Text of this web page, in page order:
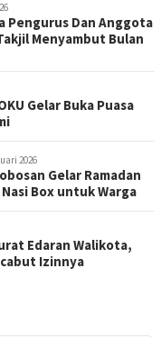
Pengurus Dan Anggota
Menyambut Bulan
Gelar Buka Puasa
2026
Gelar Ramadan
Box untuk Warga
Edaran Walikota,
Izinnya